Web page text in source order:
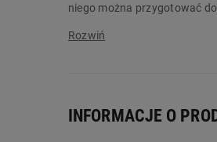
niego można przygotować
Praktyczne udogodnienia,
INFORMACJE O